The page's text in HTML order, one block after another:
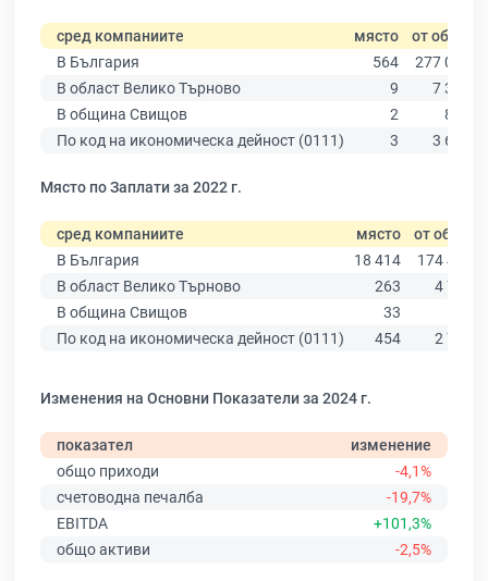
сред компаниите място от общо
В България
564
277 019
В област Велико Търново
9
7 358
В община Свищов
2
817
По код на икономическа дейност (0111)
3 3 640
Място по Заплати за 2022 г.
сред компаниите място от общо
В България
18 414
174 403
В област Велико Търново
263
4 787
В община Свищов
33
По код на икономическа дейност (0111)
454 2 706
Изменения на Основни Показатели за 2024 г.
показател
изменение
общо приходи
-4,1%
счетоводна печалба
-19,7%
EBITDA
+101,3%
общо активи
-2,5%